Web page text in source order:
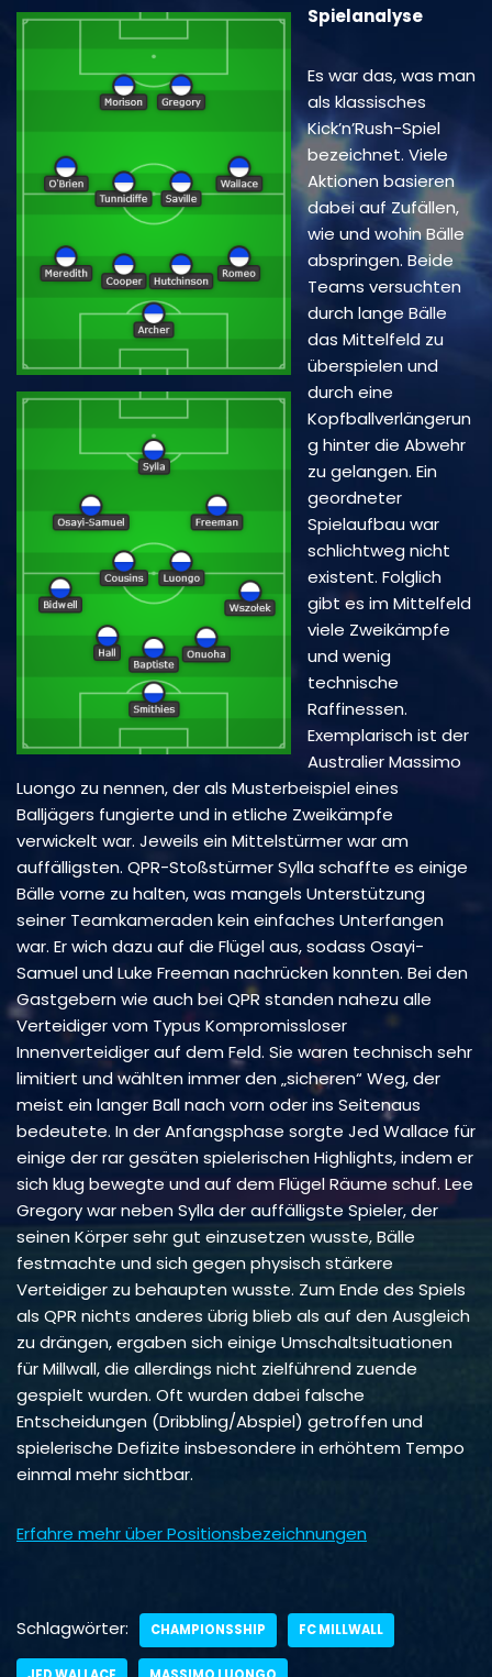
Spielanalyse
Es war das, was man
als klassisches
Kick’n’Rush-Spiel
bezeichnet. Viele
Aktionen basieren
dabei auf Zufällen,
wie und wohin Bälle
abspringen. Beide
Teams versuchten
durch lange Bälle
das Mittelfeld zu
überspielen und
durch eine
Kopfballverlängerun
g hinter die Abwehr
zu gelangen. Ein
geordneter
Spielaufbau war
schlichtweg nicht
existent. Folglich
gibt es im Mittelfeld
viele Zweikämpfe
und wenig
technische
Raffinessen.
Exemplarisch ist der
Australier Massimo
Luongo zu nennen, der als Musterbeispiel eines
Balljägers fungierte und in etliche Zweikämpfe
verwickelt war. Jeweils ein Mittelstürmer war am
auffälligsten. QPR-Stoßstürmer Sylla schaffte es einige
Bälle vorne zu halten, was mangels Unterstützung
seiner Teamkameraden kein einfaches Unterfangen
war. Er wich dazu auf die Flügel aus, sodass Osayi-
Samuel und Luke Freeman nachrücken konnten. Bei den
Gastgebern wie auch bei QPR standen nahezu alle
Verteidiger vom Typus Kompromissloser
Innenverteidiger auf dem Feld. Sie waren technisch sehr
limitiert und wählten immer den „sicheren“ Weg, der
meist ein langer Ball nach vorn oder ins Seitenaus
bedeutete. In der Anfangsphase sorgte Jed Wallace für
einige der rar gesäten spielerischen Highlights, indem er
sich klug bewegte und auf dem Flügel Räume schuf. Lee
Gregory war neben Sylla der auffälligste Spieler, der
seinen Körper sehr gut einzusetzen wusste, Bälle
festmachte und sich gegen physisch stärkere
Verteidiger zu behaupten wusste. Zum Ende des Spiels
als QPR nichts anderes übrig blieb als auf den Ausgleich
zu drängen, ergaben sich einige Umschaltsituationen
für Millwall, die allerdings nicht zielführend zuende
gespielt wurden. Oft wurden dabei falsche
Entscheidungen (Dribbling/Abspiel) getroffen und
spielerische Defizite insbesondere in erhöhtem Tempo
einmal mehr sichtbar.
Erfahre mehr über Positionsbezeichnungen
Schlagwörter: CHAMPIONSSHIP FC MILLWALL